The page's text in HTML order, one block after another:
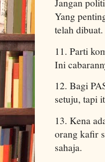
Jangan
Yang
telah dibuat.
11. Parti
Ini
12. Bagi
setuju, tapi
13. Kena
orang kafir
sahaja.